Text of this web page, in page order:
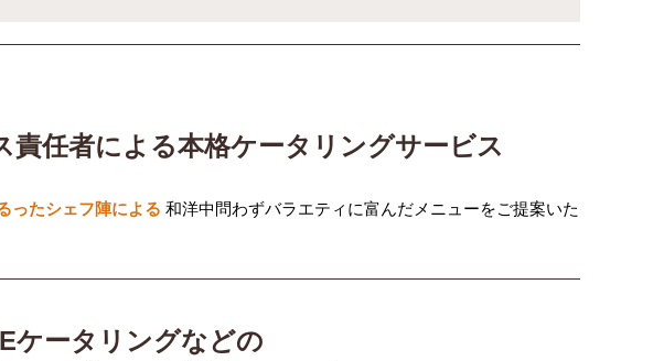
任者による本格ケータリングサービス
ったシェフ陣による 和洋中問わずバラエティに富んだメニューをご提案いた
ケータリングなどの